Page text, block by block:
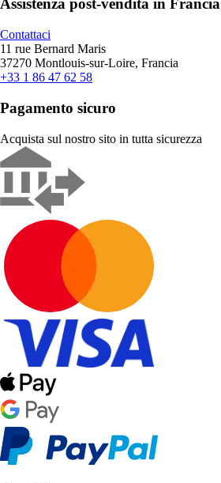
Assistenza post-vendita in Francia
Contattaci
11 rue Bernard Maris
37270 Montlouis-sur-Loire, Francia
+33 1 86 47 62 58
Pagamento sicuro
Acquista sul nostro sito in tutta sicurezza